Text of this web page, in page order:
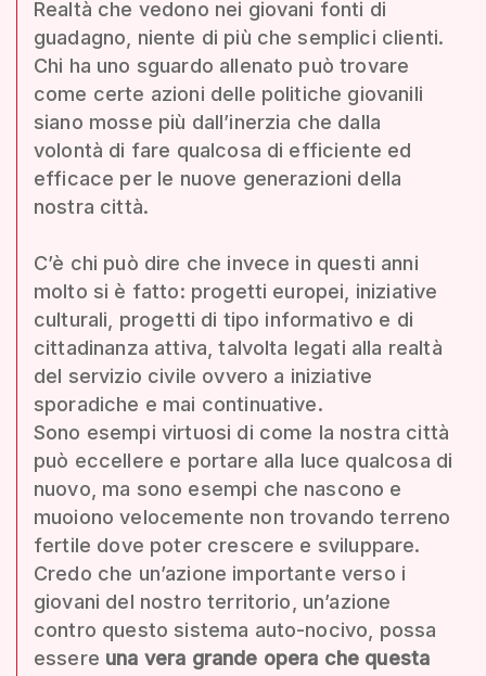
Realtà che vedono nei giovani fonti di
guadagno, niente di più che semplici clienti.
Chi ha uno sguardo allenato può trovare
come certe azioni delle politiche giovanili
siano mosse più dall’inerzia che dalla
volontà di fare qualcosa di efficiente ed
efficace per le nuove generazioni della
nostra città.
C’è chi può dire che invece in questi anni
molto si è fatto: progetti europei, iniziative
culturali, progetti di tipo informativo e di
cittadinanza attiva, talvolta legati alla realtà
del servizio civile ovvero a iniziative
sporadiche e mai continuative.
Sono esempi virtuosi di come la nostra città
può eccellere e portare alla luce qualcosa di
nuovo, ma sono esempi che nascono e
muoiono velocemente non trovando terreno
fertile dove poter crescere e sviluppare.
Credo che un’azione importante verso i
giovani del nostro territorio, un’azione
contro questo sistema auto-nocivo, possa
essere una vera grande opera che questa